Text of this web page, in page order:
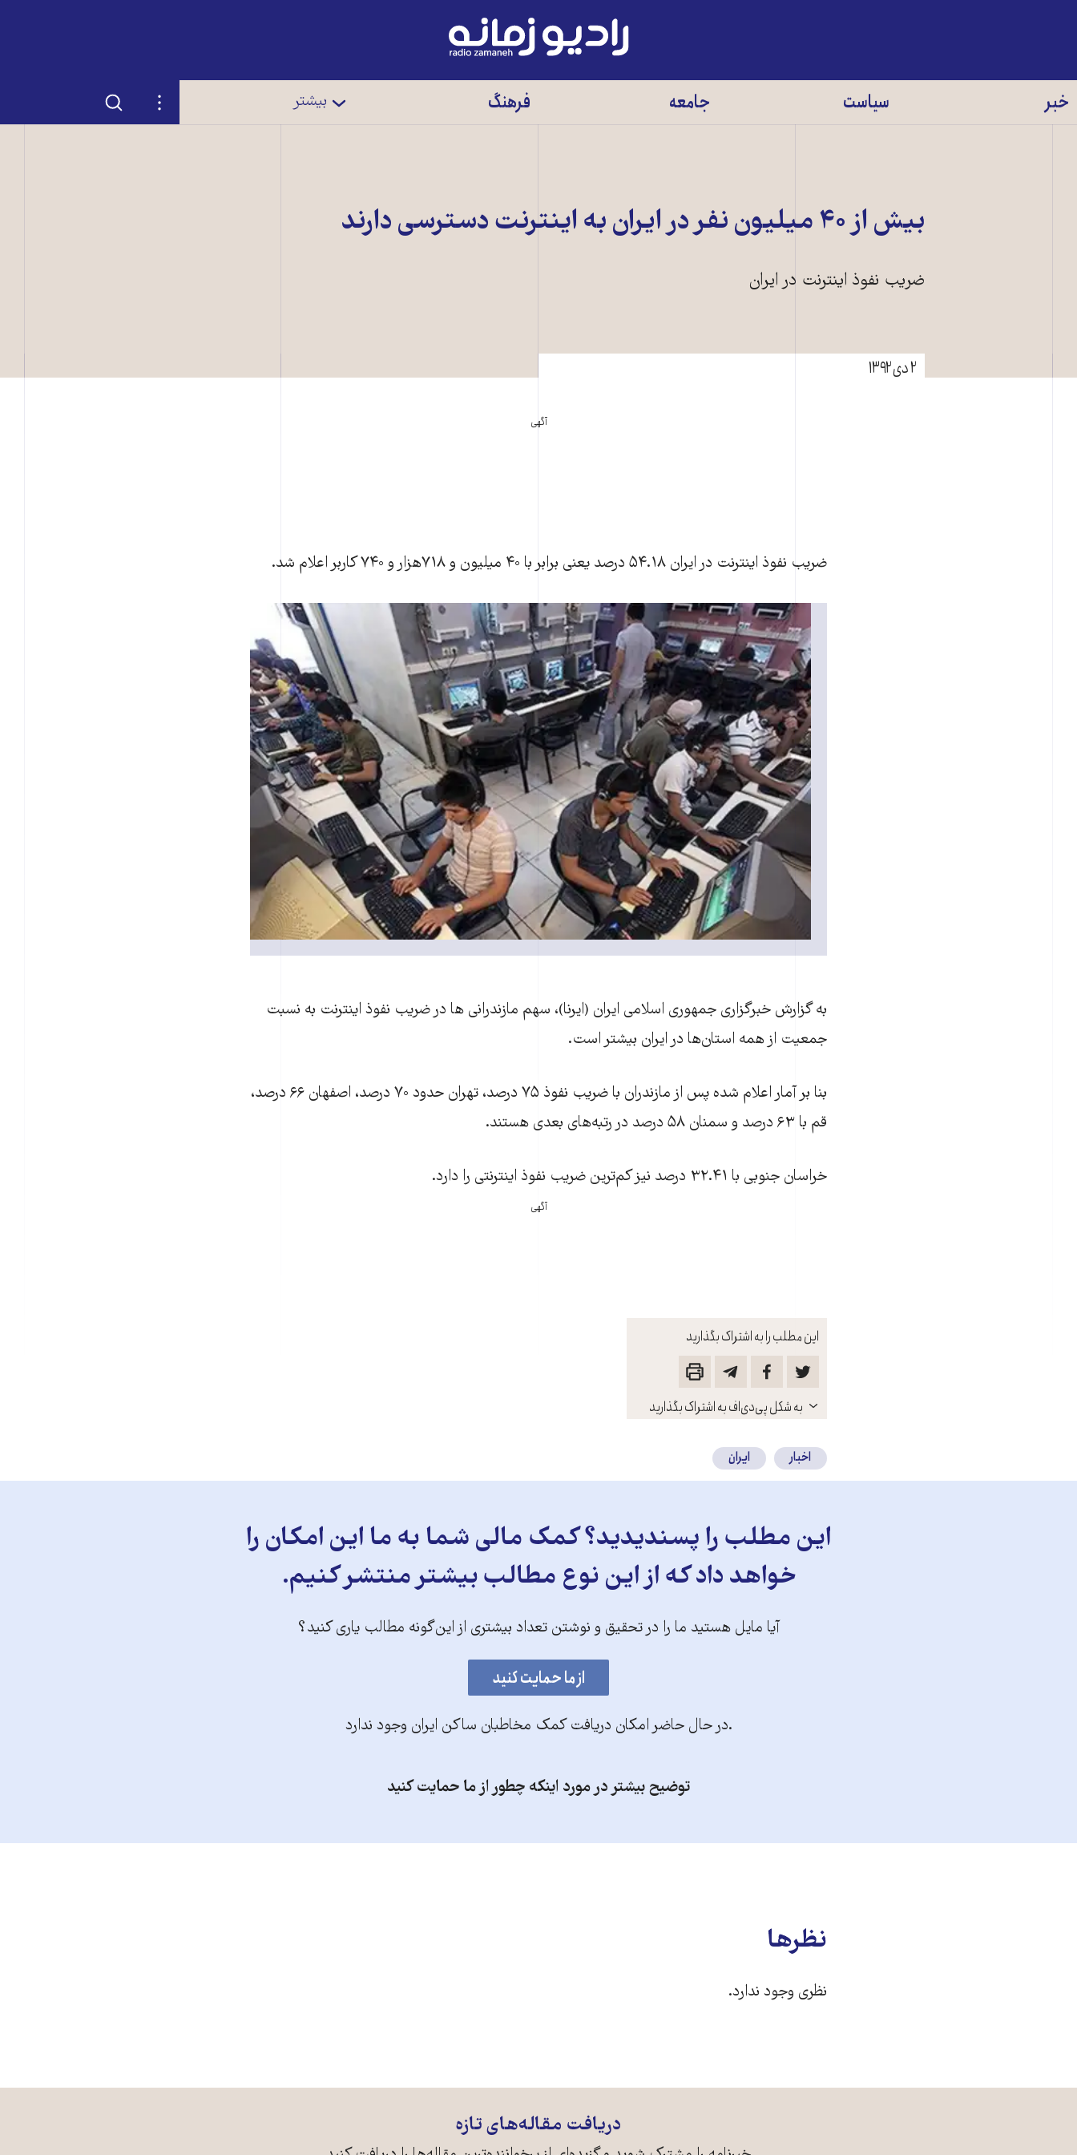
رادیو
زمانه
خبر سیاست جامعه فرهنگ بیشتر تنظیمات جستجو
بیش از ۴۰ ميليون نفر در ايران به اينترنت دسترسی دارند
ضريب نفوذ اينترنت در ايران
۲ دی ۱۳۹۲
آگهی
این مطلب را به اشتراک بگذارید
باز
کنید
به شکل پی‌دی‌اف به اشتراک بگذارید
ضريب نفوذ اينترنت در ايران ۵۴.۱۸ درصد يعنی برابر با ۴۰ ميليون و ۷۱۸هزار و ۷۴۰ کاربر اعلام شد.
به گزارش خبرگزاری جمهوری اسلامی ايران (ايرنا)، سهم مازندرانی ها در ضريب نفوذ اينترنت به نسبت
جمعيت از همه استان‌ها در ايران بيشتر است.
بنا بر آمار اعلام شده پس از مازندران با ضريب نفوذ ۷۵ درصد، تهران حدود ۷۰ درصد، اصفهان ۶۶ درصد،
قم با ۶۳ درصد و سمنان ۵۸ درصد در رتبه‌های بعدی هستند.
خراسان جنوبی با ۳۲.۴۱ درصد نيز کم‌ترين ضريب نفوذ اينترنتی را دارد.
آگهی
اخبار ایران
این مطلب را پسندیدید؟ کمک مالی شما به ما این امکان را
خواهد داد که از این نوع مطالب بیشتر منتشر کنیم.
آیا مایل هستید ما را در تحقیق و نوشتن تعداد بیشتری از این‌گونه مطالب یاری کنید؟
.در حال حاضر امکان دریافت کمک مخاطبان ساکن ایران وجود ندارد
توضیح بیشتر در مورد اینکه چطور از ما حمایت کنید
نظرها
نظری وجود ندارد.
دریافت مقاله‌های تازه